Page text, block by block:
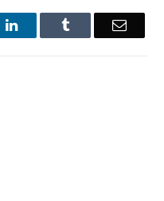
LinkedInTumblr Email